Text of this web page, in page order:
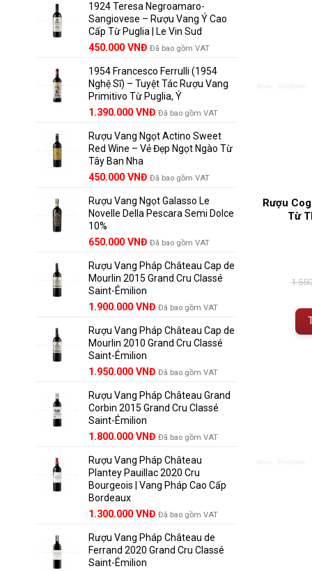
là:
858.000 VNĐ.
tại
là:
780.000 VNĐ.
1924 Teresa Negroamaro-
Sangiovese – Rượu Vang Ý Cao
Cấp Từ Puglia | Le Vin Sud
Giá
là:
495.000 VNĐ.
450.000 VNĐGiá
tại
là:
450.000 VNĐ.
Đã bao gồm VAT
1954 Francesco Ferrulli (1954
Nghệ Sĩ) – Tuyệt Tác Rượu Vang
Primitivo Từ Puglia, Ý
Giá
là:
1.529.000 VNĐ.
1.390.000 VNĐGiá
tại
là:
Đã bao gồm VAT
Rượu Vang Ngọt Actino Sweet
Red Wine – Vẻ Đẹp Ngọt Ngào Từ
Tây Ban Nha
450.000 VNĐ Đã bao gồm VAT
Rượu Vang Ngọt Galasso Le
Novelle Della Pescara Semi Dolce
10%
650.000 VNĐ Đã bao gồm VAT
Rượu Vang Pháp Château Cap de
Mourlin 2015 Grand Cru Classé
Saint-Émilion
Giá
là:
2.800.000 VNĐ.
1.900.000 VNĐGiá
tại
là:
Đã bao gồm VAT
Rượu Vang Pháp Château Cap de
Mourlin 2010 Grand Cru Classé
Saint-Émilion
Giá
là:
2.950.000 VNĐ.
1.950.000 VNĐGiá
tại
là:
Đã bao gồm VAT
Rượu Vang Pháp Château Grand
Corbin 2015 Grand Cru Classé
Saint-Émilion
Giá
là:
2.500.000 VNĐ.
1.800.000 VNĐGiá
tại
là:
1.800.000 VNĐ.
Đã bao gồm VAT
Rượu Vang Pháp Château
Plantey Pauillac 2020 Cru
Bourgeois | Vang Pháp Cao Cấp
Bordeaux
Giá
là:
1.850.000 VNĐ.
1.300.000 VNĐGiá
tại
là:
Đã bao gồm VAT
Rượu Vang Pháp Château de
Ferrand 2020 Grand Cru Classé
Saint-Émilion
Rượu
Từ